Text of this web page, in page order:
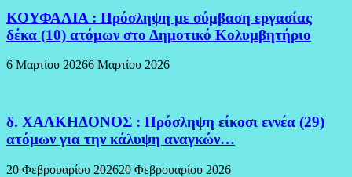
ΚΟΥΦΑΛΙΑ : Πρόσληψη με σύμβαση εργασίας
δέκα (10) ατόμων στο Δημοτικό Κολυμβητήριο
6 Μαρτίου 20266 Μαρτίου 2026
δ. ΧΑΛΚΗΔΟΝΟΣ : Πρόσληψη είκοσι εννέα (29)
ατόμων για την κάλυψη αναγκών…
20 Φεβρουαρίου 202620 Φεβρουαρίου 2026